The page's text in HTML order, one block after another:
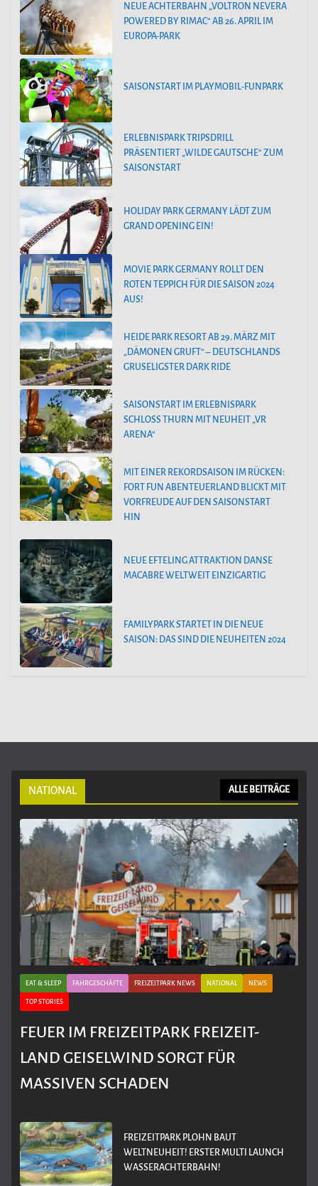
NEUE ACHTERBAHN „VOLTRON NEVERA
POWERED BY RIMAC“ AB 26. APRIL IM
EUROPA-PARK
SAISONSTART IM PLAYMOBIL-FUNPARK
ERLEBNISPARK TRIPSDRILL
PRÄSENTIERT „WILDE GAUTSCHE“ ZUM
SAISONSTART
HOLIDAY PARK GERMANY LÄDT ZUM
GRAND OPENING EIN!
MOVIE PARK GERMANY ROLLT DEN
ROTEN TEPPICH FÜR DIE SAISON 2024
AUS!
HEIDE PARK RESORT AB 29. MÄRZ MIT
„DÄMONEN GRUFT“ – DEUTSCHLANDS
GRUSELIGSTER DARK RIDE
SAISONSTART IM ERLEBNISPARK
SCHLOSS THURN MIT NEUHEIT „VR
ARENA“
MIT EINER REKORDSAISON IM RÜCKEN:
FORT FUN ABENTEUERLAND BLICKT MIT
VORFREUDE AUF DEN SAISONSTART
HIN
NEUE EFTELING ATTRAKTION DANSE
MACABRE WELTWEIT EINZIGARTIG
FAMILYPARK STARTET IN DIE NEUE
SAISON: DAS SIND DIE NEUHEITEN 2024
NATIONAL ALLE BEITRÄGE
EAT & SLEEP FAHRGESCHÄFTE FREIZEITPARK NEWS NATIONAL NEWS
TOP STORIES
FEUER IM FREIZEITPARK FREIZEIT-
LAND GEISELWIND SORGT FÜR
MASSIVEN SCHADEN
FREIZEITPARK PLOHN BAUT
WELTNEUHEIT! ERSTER MULTI LAUNCH
WASSERACHTERBAHN!